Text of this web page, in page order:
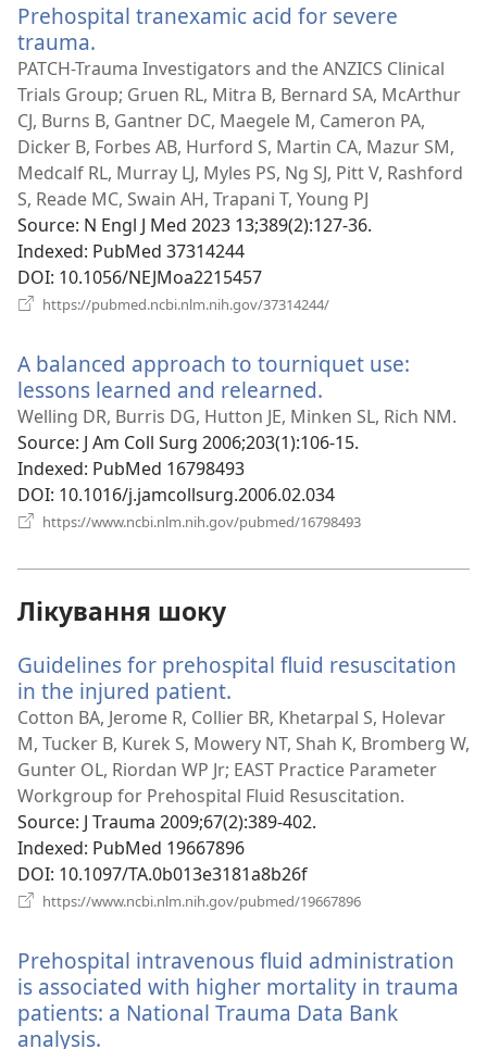
вікні)
Prehospital tranexamic acid for severe
trauma.
у
новому
вікні)
PATCH-Trauma Investigators and the ANZICS Clinical
Trials Group; Gruen RL, Mitra B, Bernard SA, McArthur
CJ, Burns B, Gantner DC, Maegele M, Cameron PA,
Dicker B, Forbes AB, Hurford S, Martin CA, Mazur SM,
Medcalf RL, Murray LJ, Myles PS, Ng SJ, Pitt V, Rashford
S, Reade MC, Swain AH, Trapani T, Young PJ
Source‎: N Engl J Med 2023 13;389(2):127-36.
Indexed‎: PubMed 37314244
DOI‎: 10.1056/NEJMoa2215457
https://pubmed.ncbi.nlm.nih.gov/37314244/
вікні)
A balanced approach to tourniquet use:
lessons learned and relearned.
у
новому
Welling DR, Burris DG, Hutton JE, Minken SL, Rich NM.
Source‎: J Am Coll Surg 2006;203(1):106-15.
Indexed‎: PubMed 16798493
DOI‎: 10.1016/j.jamcollsurg.2006.02.034
https://www.ncbi.nlm.nih.gov/pubmed/16798493
Лікування шоку
Guidelines for prehospital fluid resuscitation
in the injured patient.
у
новому
вікні)
Cotton BA, Jerome R, Collier BR, Khetarpal S, Holevar
M, Tucker B, Kurek S, Mowery NT, Shah K, Bromberg W,
Gunter OL, Riordan WP Jr; EAST Practice Parameter
Workgroup for Prehospital Fluid Resuscitation.
Source‎: J Trauma 2009;67(2):389-402.
Indexed‎: PubMed 19667896
DOI‎: 10.1097/TA.0b013e3181a8b26f
https://www.ncbi.nlm.nih.gov/pubmed/19667896
вікні)
Prehospital intravenous fluid administration
is associated with higher mortality in trauma
patients: a National Trauma Data Bank
analysis.